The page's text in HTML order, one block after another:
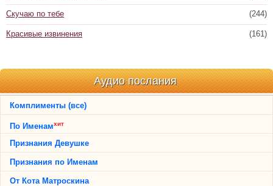
(244)
Скучаю по тебе
(161)
Красивые извинения
Аудио послания
Комплименты (все)
По Именамхит
Признания Девушке
Признания по Именам
От Кота Матроскина